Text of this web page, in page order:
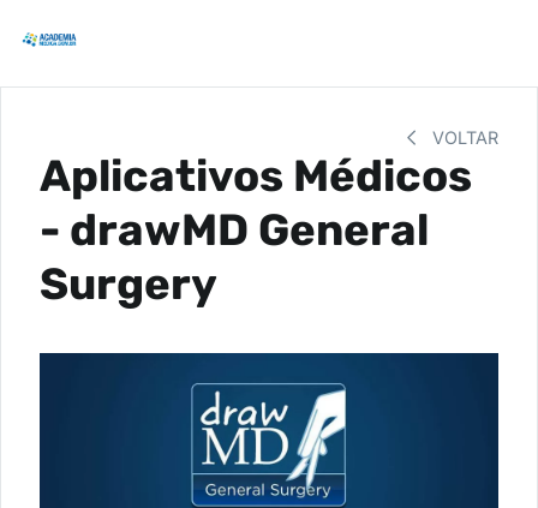
VOLTAR
Aplicativos Médicos
- drawMD General
Surgery